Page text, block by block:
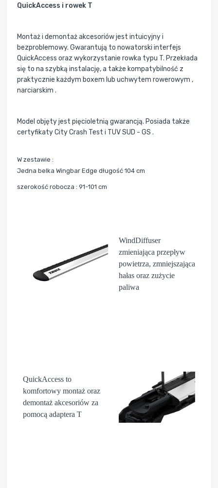
QuickAccess i rowek T
Montaż i demontaż akcesoriów jest intuicyjny i
bezproblemowy. Gwarantują to nowatorski interfejs
QuickAccess oraz wykorzystanie rowka typu T. Przekłada
się to na szybką instalację, a także kompatybilność z
praktycznie każdym boxem lub uchwytem rowerowym ,
narciarskim .
Model objęty jest pięcioletnią gwarancją. Posiada także
certyfikaty City Crash Test i TUV SUD - GS .
W zestawie :
Jedna belka Wingbar Edge długość 104 cm
szerokość robocza : 91-101 cm
WindDiffuser
zmieniająca przepływ
powietrza, zmniejszająca
hałas oraz zużycie
paliwa
QuickAccess to
komfortowy montaż oraz
demontaż akcesoriów za
pomocą adaptera T